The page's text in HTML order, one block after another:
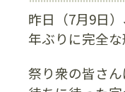
昨日（7月9日
年ぶりに完全な
祭り衆の皆さ